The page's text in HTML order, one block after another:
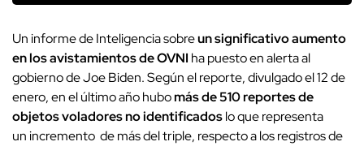
Un informe de Inteligencia sobreun significativo aumento
en los avistamientos de OVNI ha puesto en alerta al
gobierno de Joe Biden. Según el reporte, divulgado el 12 de
enero, en el último año hubomás de 510 reportes de
objetos voladores no identificadoslo que representa
un incremento de más del triple, respecto a los registros de